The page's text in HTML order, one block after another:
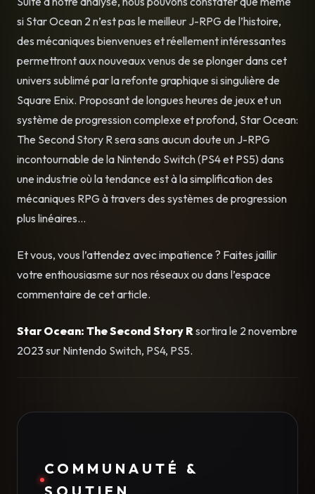
si Star Ocean 2 n’est pas le meilleur J-RPG de l’histoire,
des mécaniques bienvenues et réellement intéressantes
permettront aux nouveaux venus de se plonger dans cet
univers sublimé par la refonte graphique si singulière de
Square Enix. Proposant de longues heures de jeux et un
système de progression complexe et profond, Star Ocean:
The Second Story R sera sans aucun doute un J-RPG
incontournable de la Nintendo Switch (PS4 et PS5) dans
une industrie où la tendance est à la simplification des
mécaniques RPG à travers des systèmes de progression
plus linéaires…
Et vous, vous l’attendez avec impatience ? Faites jaillir
votre enthousiasme sur nos réseaux ou dans l’espace
commentaire de cet article.
Star Ocean: The Second Story Rsortira le 2 novembre
2023 sur Nintendo Switch, PS4, PS5.
COMMUNAUTÉ &